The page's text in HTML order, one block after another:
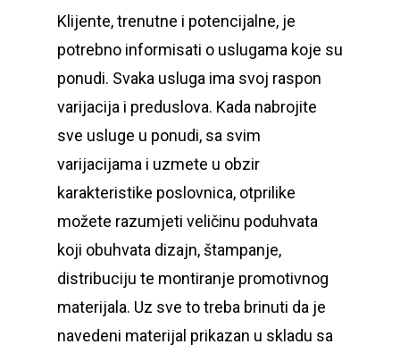
Klijente, trenutne i potencijalne, je
potrebno informisati o uslugama koje su
ponudi. Svaka usluga ima svoj raspon
varijacija i preduslova. Kada nabrojite
sve usluge u ponudi, sa svim
varijacijama i uzmete u obzir
karakteristike poslovnica, otprilike
možete razumjeti veličinu poduhvata
koji obuhvata dizajn, štampanje,
distribuciju te montiranje promotivnog
materijala. Uz sve to treba brinuti da je
navedeni materijal prikazan u skladu sa